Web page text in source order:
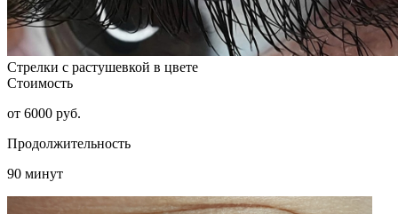
Стрелки с растушевкой в цвете
Стоимость
от 6000 руб.
Продолжительность
90 минут